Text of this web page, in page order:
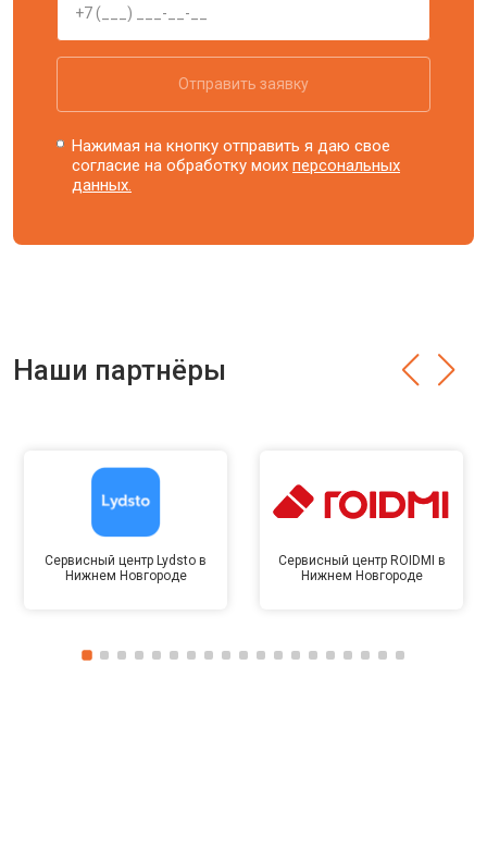
Отправить заявку
Нажимая на кнопку отправить я даю свое
согласие на обработку моихперсональных
данных.
Наши партнёры
Сервисный центр Lydsto в
Нижнем Новгороде
Сервисный центр ROIDMI в
Нижнем Новгороде